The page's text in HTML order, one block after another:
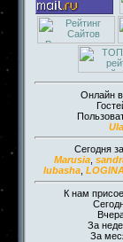
Онлайн
Ula
Сегодня
Marusia,
lubasha
К нам
За
За